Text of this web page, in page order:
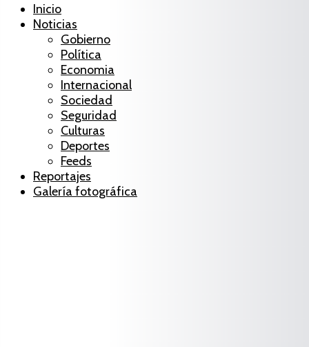
Inicio
Noticias
Gobierno
Política
Economia
Internacional
Sociedad
Seguridad
Culturas
Deportes
Feeds
Reportajes
Galería fotográfica